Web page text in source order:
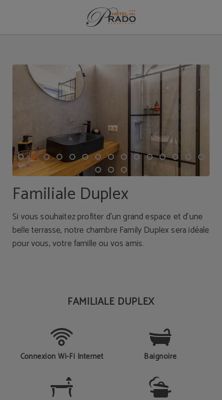
Familiale Duplex
Si vous souhaitez profiter d'un grand espace et d'une
belle terrasse, notre chambre Family Duplex sera idéale
pour vous, votre famille ou vos amis.
FAMILIALE DUPLEX
Connexion Wi-Fi Internet Baignoire